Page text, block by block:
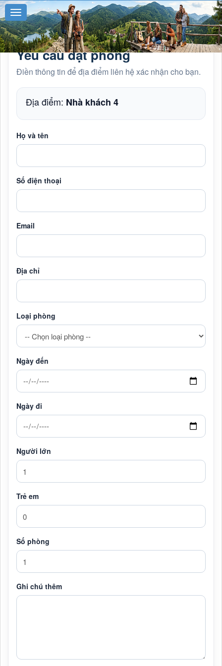
Yêu cầu đặt phòng
Điền thông tin để địa điểm liên hệ xác nhận cho bạn.
Địa điểm: Nhà khách 4
Họ và tên
Số điện thoại
Email
Địa chỉ
Loại phòng
Ngày đến
Ngày đi
Người lớn
Trẻ em
Số phòng
Ghi chú thêm